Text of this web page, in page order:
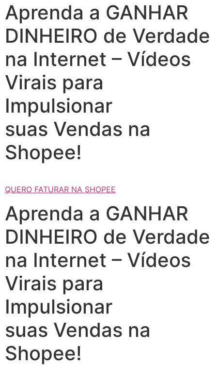
Aprenda a GANHAR
DINHEIRO de Verdade
na Internet – Vídeos
Virais para
Impulsionar
suas Vendas na
Shopee!
QUERO FATURAR NA SHOPEE
Aprenda a GANHAR
DINHEIRO de Verdade
na Internet – Vídeos
Virais para
Impulsionar
suas Vendas na
Shopee!